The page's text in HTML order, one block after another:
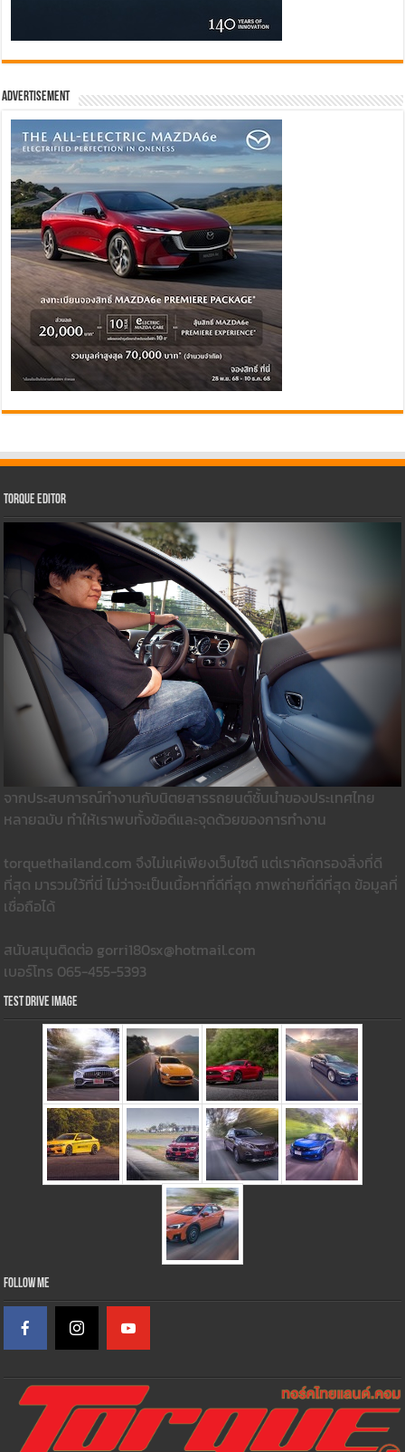
Advertisement
Torque Editor
จากประสบการณ์ทำงานกับนิตยสารรถยนต์ชั้นนำของประเทศไทย
หลายฉบับ ทำให้เราพบทั้งข้อดีและจุดด้วยของการทำงาน
torquethailand.com จึงไม่แค่เพียงเว็บไซต์ แต่เราคัดกรองสิ่งที่ดี
ที่สุด มารวมใว้ที่นี่ ไม่ว่าจะเป็นเนื้อหาที่ดีที่สุด ภาพถ่ายที่ดีที่สุด ข้อมูลที่
เชื่อถือได้
สนับสนุนติดต่อ gorri180sx@hotmail.com
เบอร์โทร 065-455-5393
Test Drive Image
Follow Me